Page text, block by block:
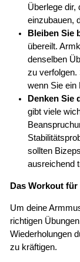
Überlege dir,
einzubauen,
Bleiben Sie
übereilt.
denselben
zu verfolgen.
wenn Sie ein
Denken Sie
gibt viele
sollten
ausreichend
Das Workout
Um deine
richtigen
Wiederholungen
zu kräftigen.